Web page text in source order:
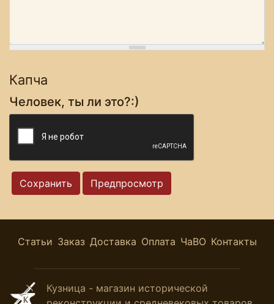
Капча
Человек, ты ли это?:)
Статьи Заказ Доставка Оплата ЧаВО Контакты
Кузница - магазин исторической